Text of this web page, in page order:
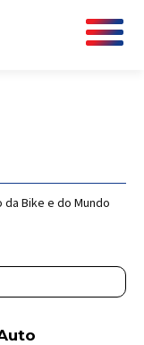
Bike e do Mundo